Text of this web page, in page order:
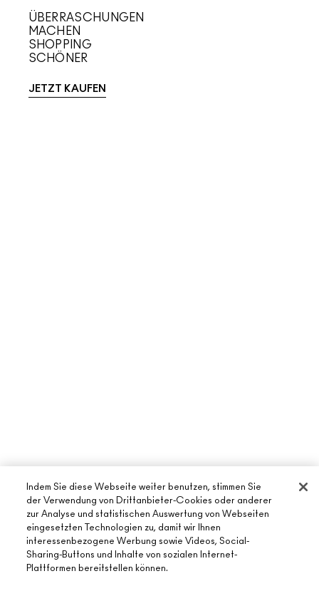
ÜBERRASCHUNGEN
MACHEN
SHOPPING
SCHÖNER
JETZT KAUFEN
UNSERE STORY
Indem Sie diese Webseite weiter benutzen, stimmen Sie
der Verwendung von Drittanbieter-Cookies oder anderer
zur Analyse und statistischen Auswertung von Webseiten
eingesetzten Technologien zu, damit wir Ihnen
interessenbezogene Werbung sowie Videos, Social-
Sharing-Buttons und Inhalte von sozialen Internet-
Plattformen bereitstellen können.